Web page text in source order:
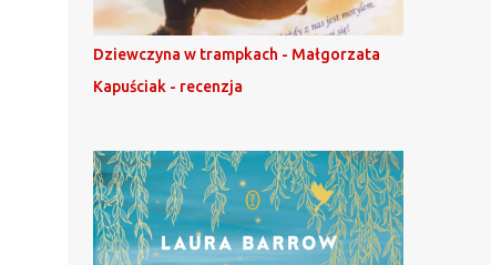
Dziewczyna w trampkach - Małgorzata
Kapuściak - recenzja